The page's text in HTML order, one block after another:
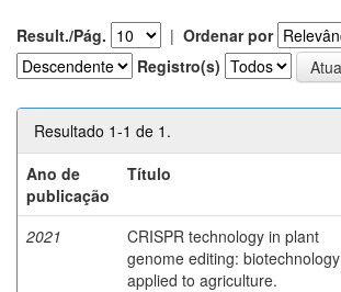
Result./Pág. | Ordenar por
Registro(s)
Resultado 1-1 de 1.
Ano de
publicação
Título
2021
CRISPR technology in plant
genome editing: biotechnology
applied to agriculture.